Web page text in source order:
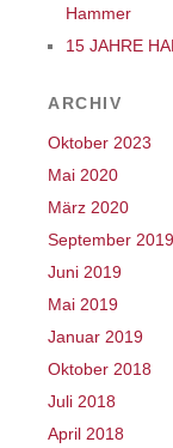
Hammer
15 JAHRE
ARCHIV
Oktober 2023
Mai 2020
März 2020
September 2019
Juni 2019
Mai 2019
Januar 2019
Oktober 2018
Juli 2018
April 2018